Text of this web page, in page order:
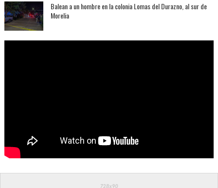
Balean a un hombre en la colonia Lomas del Durazno, al sur de
Morelia